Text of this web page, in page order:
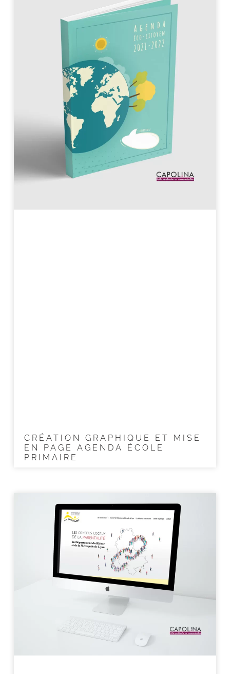
CRÉATION GRAPHIQUE ET MISE
EN PAGE AGENDA ÉCOLE
PRIMAIRE